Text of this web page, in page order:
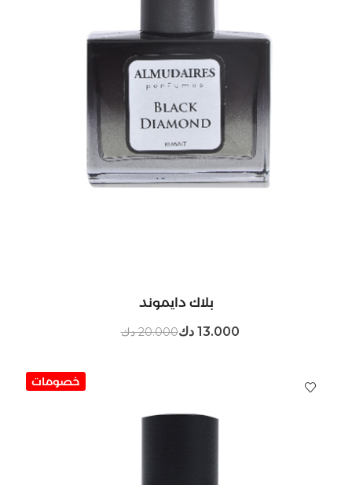
بلاك دايموند
13.000 دك
20.000 دك
خصومات